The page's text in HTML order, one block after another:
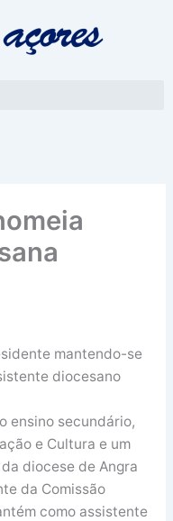
mantendo-se
diocesano
ensino secundário,
e Cultura e um
diocese de Angra
da Comissão
como assistente